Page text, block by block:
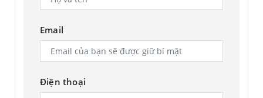
Đồng thời, khi gập lại, điện thoại đã rộng hơn 1mm ở hai bên,
đây là một cải tiến so với Galaxy Z Fold 5.
Galaxy Z Fold 6 cũng khá mỏng: khi gập lại, điện thoại chỉ
dày 12,1mm. Mặc dù Samsung chưa sử dụng chất liệu titan
Email
Điện thoại